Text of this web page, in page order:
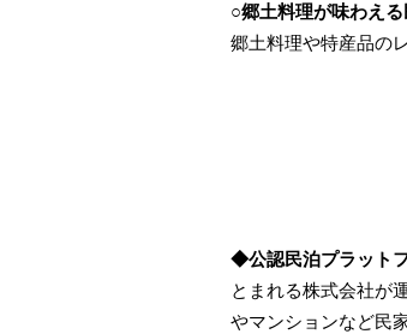
○郷土料理が味わえ
郷土料理や特産品の
◆公認民泊プラット
とまれる株式会社が
やマンションなど民